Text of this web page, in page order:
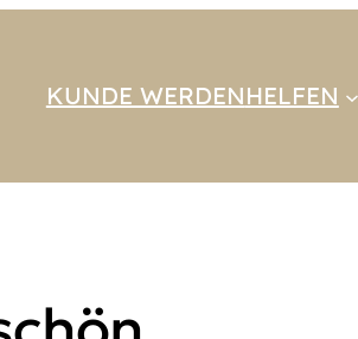
KUNDE WERDENHELFEN